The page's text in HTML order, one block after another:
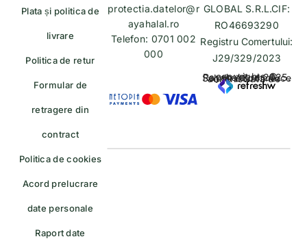
Plata și politica de
livrare
Politica de retur
Formular de
retragere din
contract
Politica de cookies
Acord prelucrare
date personale
Raport date
GLOBAL S.R.L.CIF:
RO46693290
Registru Comertului:
J29/329/2023
copyrights © Rayahalal.ro 2025. Soluție eCommerce administrată de
protectia.datelor@r
ayahalal.ro
Telefon: 0701 002
000